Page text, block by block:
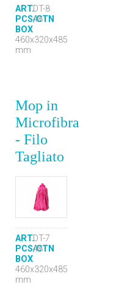
ART.DT-8
PCS/CTN
48
BOX
460x320x485
mm
Mop in
Microfibra
- Filo
Tagliato
ART.DT-7
PCS/CTN
48
BOX
460x320x485
mm